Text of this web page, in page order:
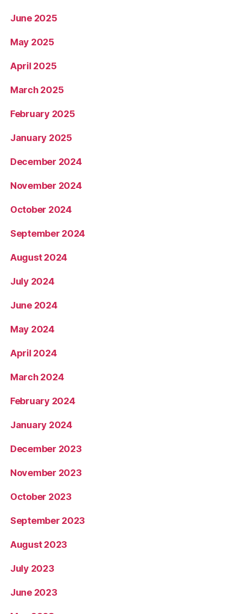
June 2025
May 2025
April 2025
March 2025
February 2025
January 2025
December 2024
November 2024
October 2024
September 2024
August 2024
July 2024
June 2024
May 2024
April 2024
March 2024
February 2024
January 2024
December 2023
November 2023
October 2023
September 2023
August 2023
July 2023
June 2023